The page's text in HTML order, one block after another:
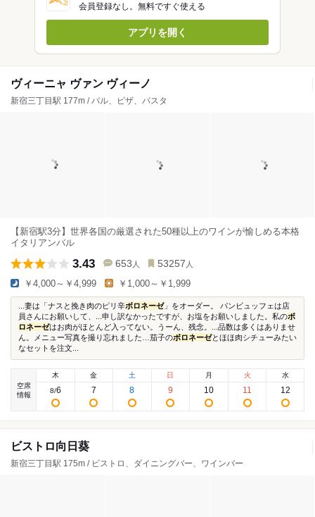
会員登録なし。無料ですぐ使える
アプリを開く
ヴィーニャ ヴァン ヴィーノ
新宿三丁目駅 177m / バル、ピザ、パスタ
【新宿駅3分】世界各国の厳選された50種以上のワインが愉しめる本格
イタリアンバル
3.43 653 人 53257 人
￥4,000～￥4,999 ￥1,000～￥1,999
...妻は「ナスと挽き肉のピリ辛ボロネーゼ」をオーダー。 パンビュッフェは店
員さんにお願いして、...申し訳なかったですが、お塩をお願いしました。私のボ
ロネーゼはお肉がほとんど入ってない。うーん、残念。...品数は多くはありませ
ん。メニュー写真を撮り忘れました…茄子のボロネーゼとほほ肉シチューみたい
なセットを注文...
空席
情報
木
8/6
金
7
土
8
日
9
月
10
火
11
水
12
ビストロ向日葵
新宿三丁目駅 175m / ビストロ、ダイニングバー、ワインバー